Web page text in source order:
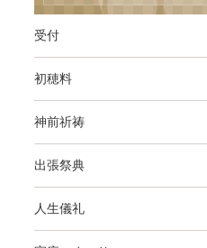
受付
初穂料
神前祈祷
出張祭典
人生儀礼